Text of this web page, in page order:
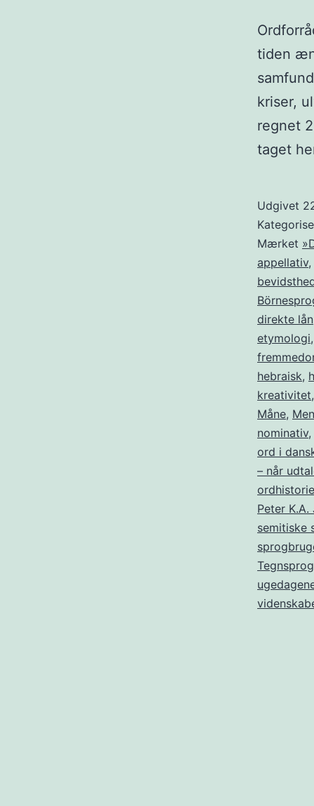
tiden
kriser,
regnet
taget
Udgivet
Mærket
appellativ,
direkte lån
etymologi
hebraisk,
kreativitet
Måne,
nominativ,
ord i
– når
ordhistorie
Peter K.A.
semitiske
Tegnsprog